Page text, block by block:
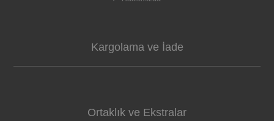
Kargolama ve İade
Ortaklık ve Ekstralar